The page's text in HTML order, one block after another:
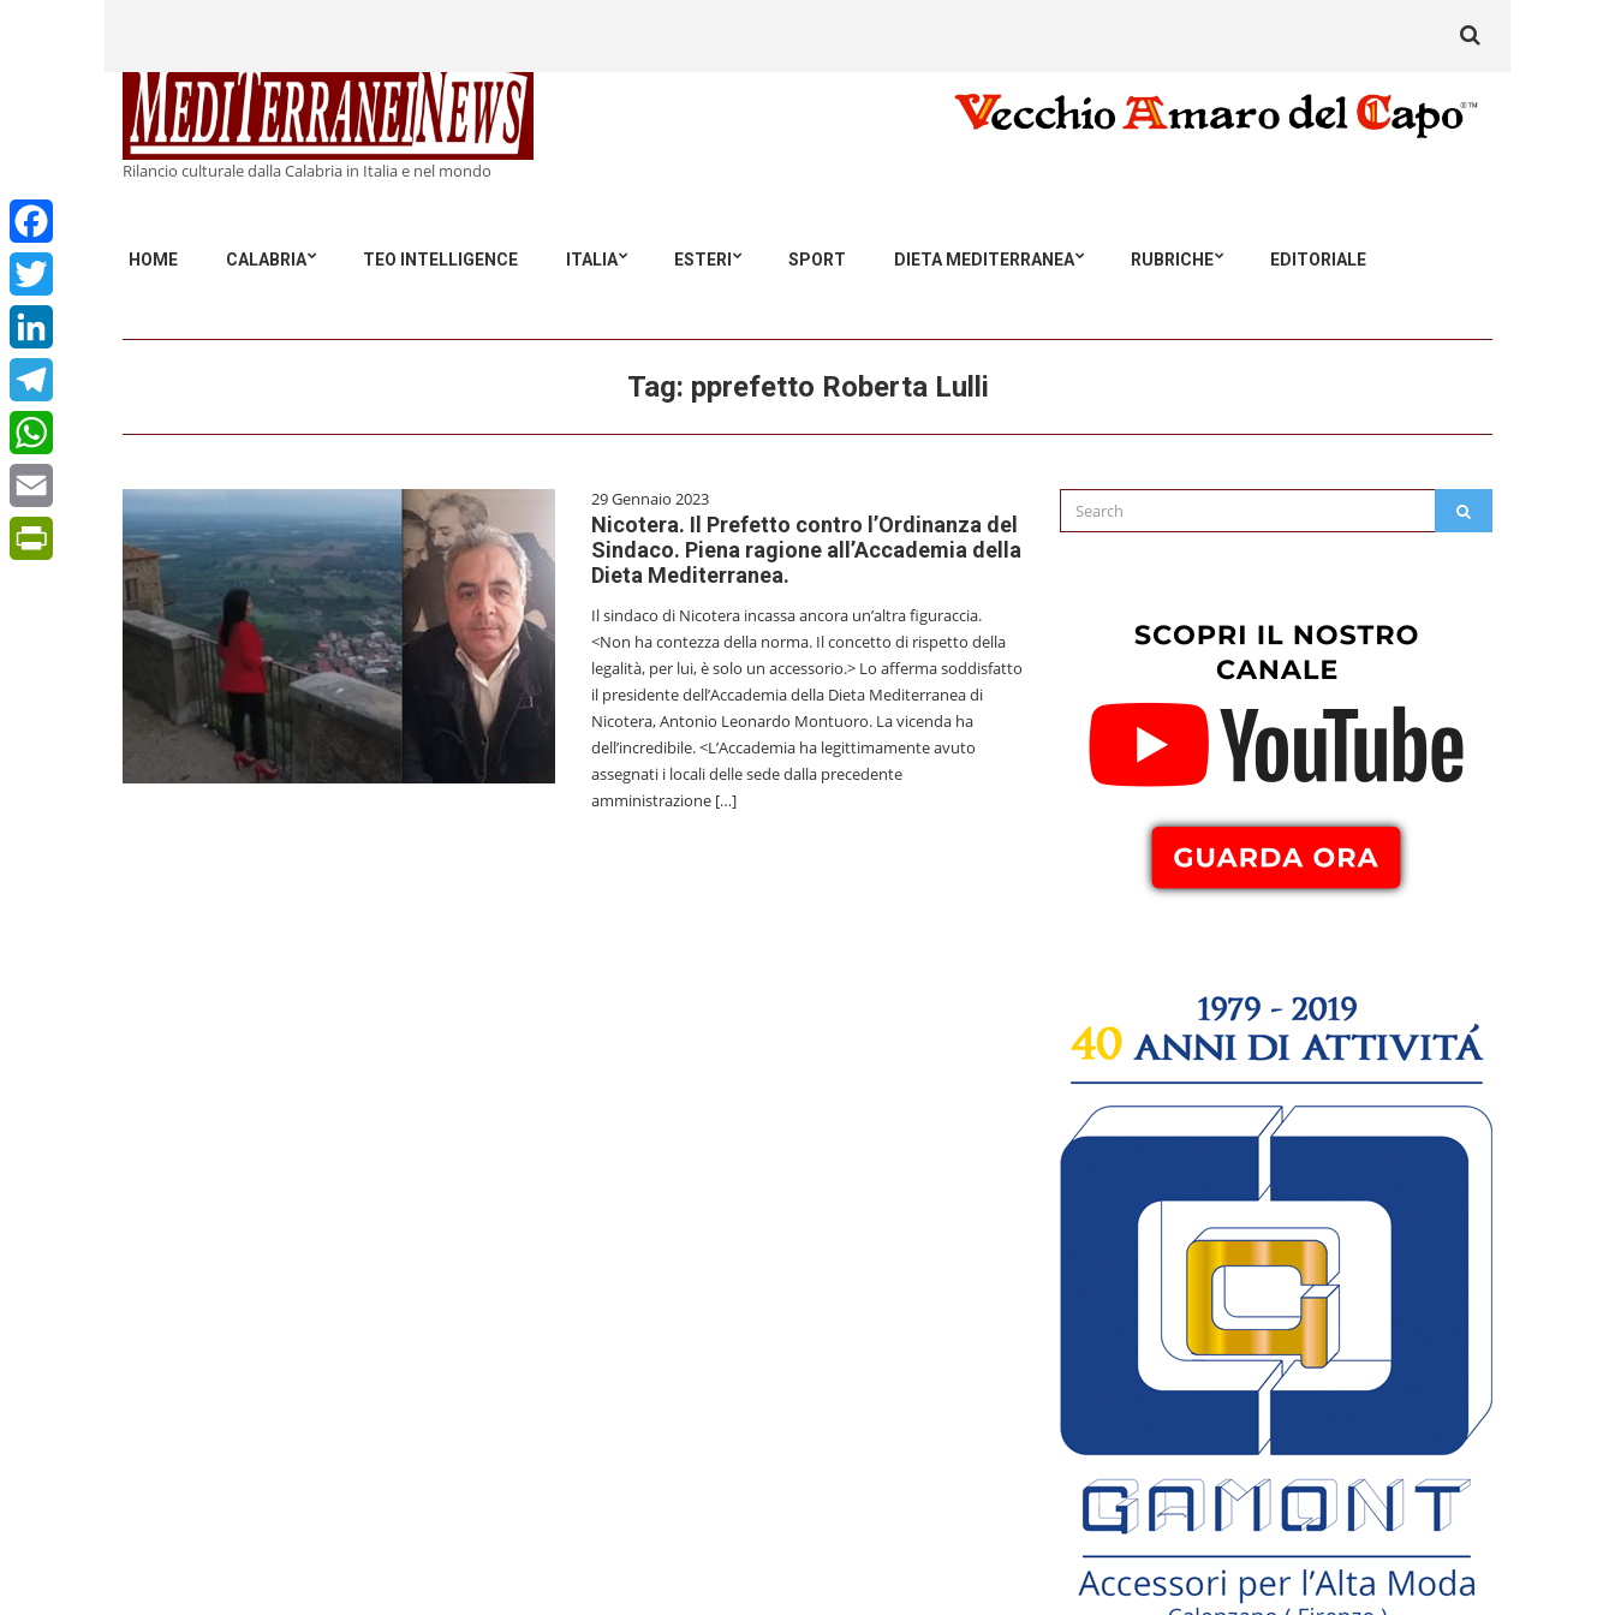
Rilancio culturale dalla Calabria in Italia e nel mondo
HOME CALABRIA TEO INTELLIGENCE ITALIA ESTERI SPORT DIETA MEDITERRANEA RUBRICHE EDITORIALE
for:
Facebook
Twitter
LinkedIn
Telegram
WhatsApp
Email
Tag: pprefetto Roberta Lulli
29 Gennaio 2023
Nicotera. Il Prefetto contro l’Ordinanza del
Sindaco. Piena ragione all’Accademia della
Dieta Mediterranea.
Il sindaco di Nicotera incassa ancora un’altra figuraccia.
<Non ha contezza della norma. Il concetto di rispetto della
legalità, per lui, è solo un accessorio.> Lo afferma soddisfatto
il presidente dell’Accademia della Dieta Mediterranea di
Nicotera, Antonio Leonardo Montuoro. La vicenda ha
dell’incredibile. <L’Accademia ha legittimamente avuto
assegnati i locali delle sede dalla precedente
amministrazione […]
Search
for: